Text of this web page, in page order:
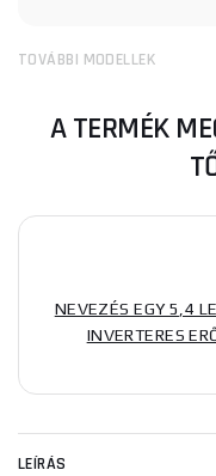
TOVÁBBI MODELLEK
A TERMÉK
NEVEZÉS EGY 5,4
INVERTERES
LEÍRÁS